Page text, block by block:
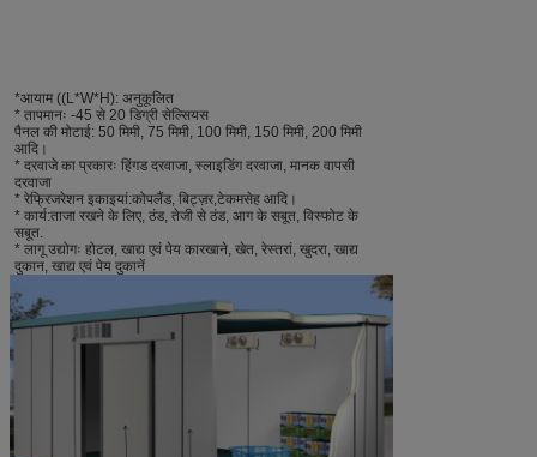
*आयाम ((L*W*H): अनुकूलित
* तापमानः -45 से 20 डिग्री सेल्सियस
पैनल की मोटाई: 50 मिमी, 75 मिमी, 100 मिमी, 150 मिमी, 200 मिमी
आदि।
* दरवाजे का प्रकारः हिंगड दरवाजा, स्लाइडिंग दरवाजा, मानक वापसी
दरवाजा
* रेफ्रिजरेशन इकाइयां:कोपलैंड, बिट्ज़र,टेकमसेह आदि।
* कार्य:ताजा रखने के लिए, ठंड, तेजी से ठंड, आग के सबूत, विस्फोट के
सबूत.
* लागू उद्योगः होटल, खाद्य एवं पेय कारखाने, खेत, रेस्तरां, खुदरा, खाद्य
दुकान, खाद्य एवं पेय दुकानें